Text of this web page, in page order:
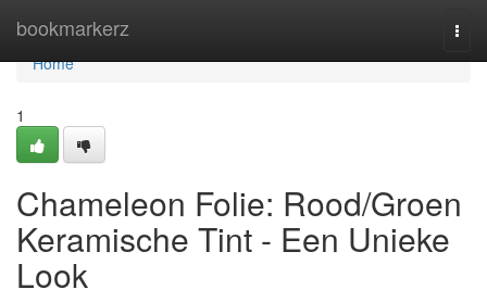
bookmarkerz
Home
Home
1
Chameleon Folie: Rood/Groen
Keramische Tint - Een Unieke
Look